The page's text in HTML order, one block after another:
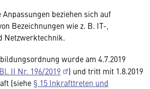
beziehen sich auf
Bezeichnungen wie z. B. IT-,
Netzwerktechnik.
wurde am 4.7.2019
II Nr. 196/2019
) und tritt mit 1.8.2019
(siehe § 15 Inkrafttreten und